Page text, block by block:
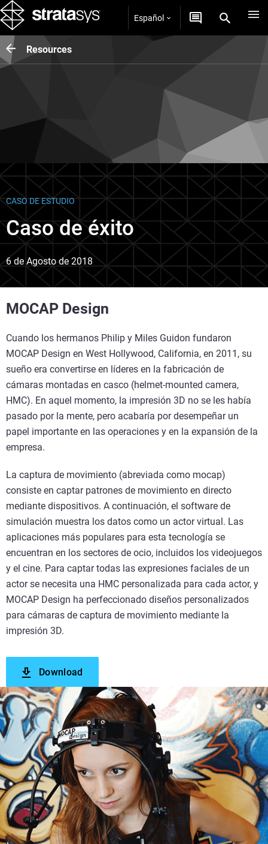
Español
Resources
CASO DE ESTUDIO
Caso de éxito
6 de Agosto de 2018
MOCAP Design
Cuando los hermanos Philip y Miles Guidon fundaron
MOCAP Design en West Hollywood, California, en 2011, su
sueño era convertirse en líderes en la fabricación de
cámaras montadas en casco (helmet-mounted camera,
HMC). En aquel momento, la impresión 3D no se les había
pasado por la mente, pero acabaría por desempeñar un
papel importante en las operaciones y en la expansión de la
empresa.
La captura de movimiento (abreviada como mocap)
consiste en captar patrones de movimiento en directo
mediante dispositivos. A continuación, el software de
simulación muestra los datos como un actor virtual. Las
aplicaciones más populares para esta tecnología se
encuentran en los sectores de ocio, incluidos los videojuegos
y el cine. Para captar todas las expresiones faciales de un
actor se necesita una HMC personalizada para cada actor, y
MOCAP Design ha perfeccionado diseños personalizados
para cámaras de captura de movimiento mediante la
impresión 3D.
Download